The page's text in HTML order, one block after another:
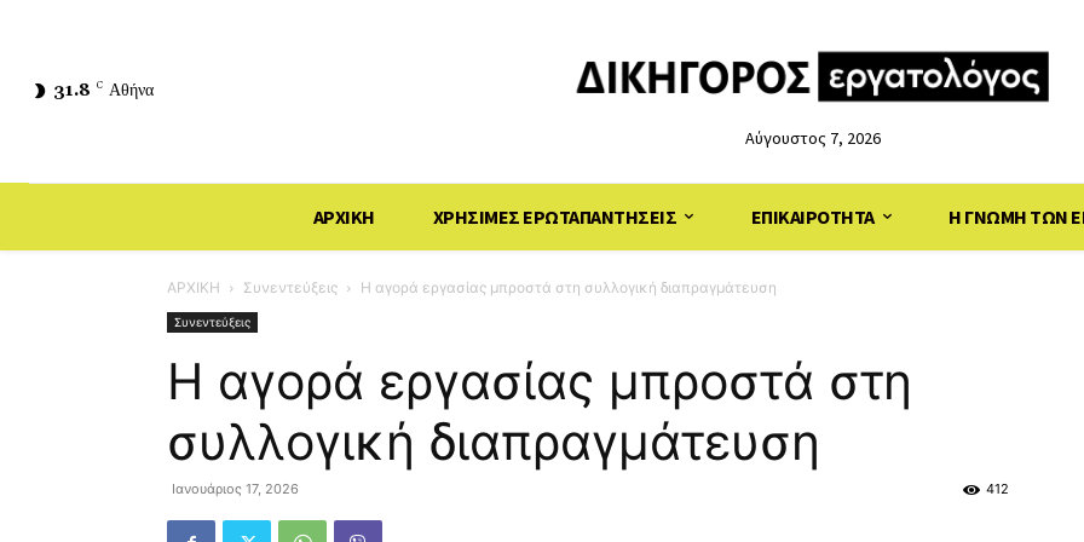
31.8 C Αθήνα
Αύγουστος 7, 2026
ΑΡΧΙΚΗ ΧΡΗΣΙΜΕΣ ΕΡΩΤΑΠΑΝΤΗΣΕΙΣ ΕΠΙΚΑΙΡΟΤΗΤΑ Η ΓΝΩΜΗ ΤΩΝ
ΑΡΧΙΚΗ Συνεντεύξεις Η αγορά εργασίας μπροστά στη συλλογική διαπραγμάτευση
Συνεντεύξεις
Η αγορά εργασίας μπροστά στη
συλλογική διαπραγμάτευση
Ιανουάριος 17, 2026 412